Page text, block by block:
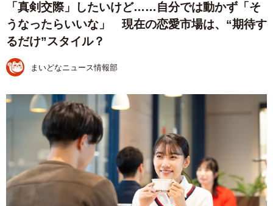
「真剣交際」したいけど……自分では動かず「そ
うなったらいいな」 現在の恋愛市場は、“期待す
るだけ”スタイル？
まいどなニュース情報部